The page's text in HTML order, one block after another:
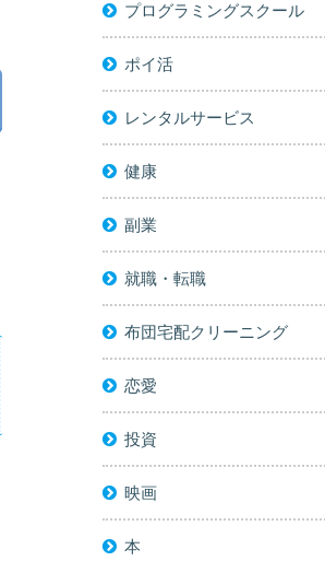
プログラミングスクール
ポイ活
レンタルサービス
健康
副業
就職・転職
布団宅配クリーニング
恋愛
投資
映画
本